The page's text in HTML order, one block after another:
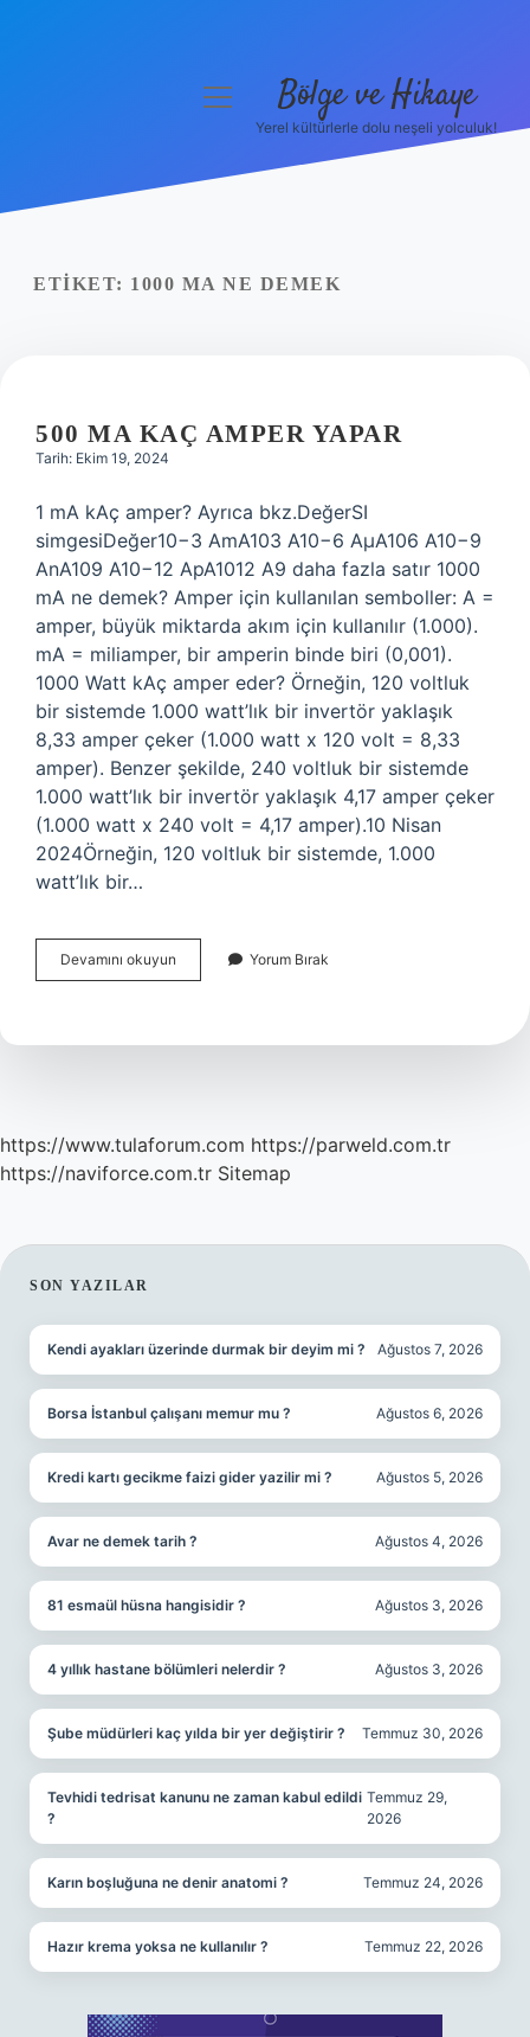
Yasal Uyarı
menüyü
Bölge ve Hikaye
Yerel kültürlerle dolu neşeli yolculuk!
ETIKET: 1000 MA NE DEMEK
500 MA KAÇ AMPER YAPAR
Tarih: Ekim 19, 2024
1 mA kAç amper? Ayrıca bkz.DeğerSI
simgesiDeğer10−3 AmA103 A10−6 AµA106 A10−9
AnA109 A10−12 ApA1012 A9 daha fazla satır 1000
mA ne demek? Amper için kullanılan semboller: A =
amper, büyük miktarda akım için kullanılır (1.000).
mA = miliamper, bir amperin binde biri (0,001).
1000 Watt kAç amper eder? Örneğin, 120 voltluk
bir sistemde 1.000 watt’lık bir invertör yaklaşık
8,33 amper çeker (1.000 watt x 120 volt = 8,33
amper). Benzer şekilde, 240 voltluk bir sistemde
1.000 watt’lık bir invertör yaklaşık 4,17 amper çeker
(1.000 watt x 240 volt = 4,17 amper).10 Nisan
2024Örneğin, 120 voltluk bir sistemde, 1.000
watt’lık bir…
Devamını okuyun
Ma
Yapar
Yorum Bırak
https://www.tulaforum.com https://parweld.com.tr
https://naviforce.com.tr Sitemap
SIDEBAR
SON YAZILAR
Kendi ayakları üzerinde durmak bir deyim mi ? Ağustos 7, 2026
Borsa İstanbul çalışanı memur mu ? Ağustos 6, 2026
Kredi kartı gecikme faizi gider yazilir mi ? Ağustos 5, 2026
Avar ne demek tarih ? Ağustos 4, 2026
81 esmaül hüsna hangisidir ? Ağustos 3, 2026
4 yıllık hastane bölümleri nelerdir ? Ağustos 3, 2026
Şube müdürleri kaç yılda bir yer değiştirir ? Temmuz 30, 2026
Tevhidi tedrisat kanunu ne zaman kabul edildi
?
Temmuz 29,
2026
Karın boşluğuna ne denir anatomi ? Temmuz 24, 2026
Hazır krema yoksa ne kullanılır ? Temmuz 22, 2026